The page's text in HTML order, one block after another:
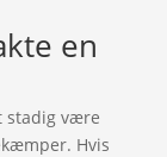
en
stadig være
Hvis